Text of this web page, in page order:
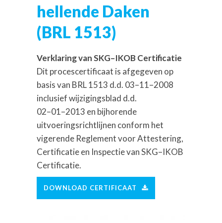
hellende Daken
(BRL 1513)
Verklaring van SKG–IKOB Certificatie
Dit procescertificaat is afgegeven op
basis van BRL 1513 d.d. 03–11–2008
inclusief wijzigingsblad d.d.
02–01–2013 en bijhorende
uitvoeringsrichtlijnen conform het
vigerende Reglement voor Attestering,
Certificatie en Inspectie vanSKG–IKOB
Certificatie.
DOWNLOAD CERTIFICAAT